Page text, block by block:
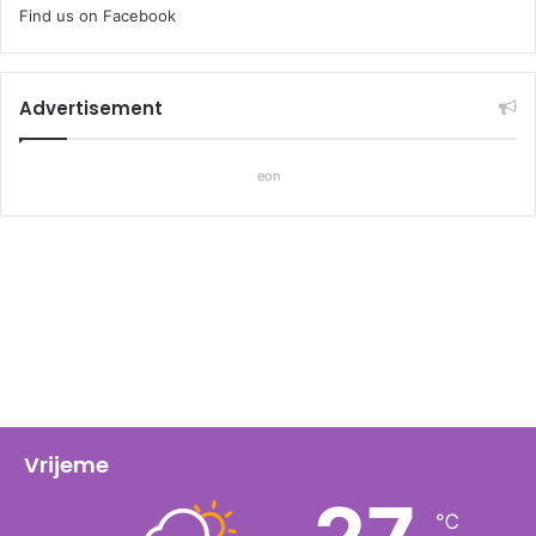
Find us on Facebook
Advertisement
eon
Vrijeme
℃